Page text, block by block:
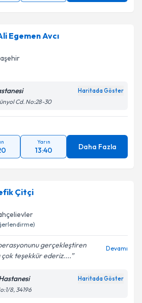
Egemen Avcı
Haritada Göster
Cd. No:28-30
Yarın
13:40 Daha Fazla
Çitçi
gerçekleştiren
çok teşekkür ederiz....
Devamı
Haritada Göster
8, 34196